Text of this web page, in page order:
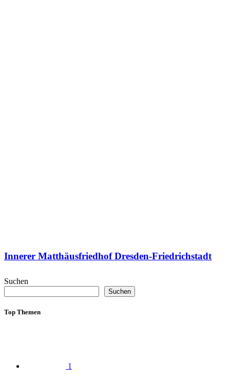
Innerer Matthäusfriedhof Dresden-Friedrichstadt
Suchen
Suchen
Top Themen
1